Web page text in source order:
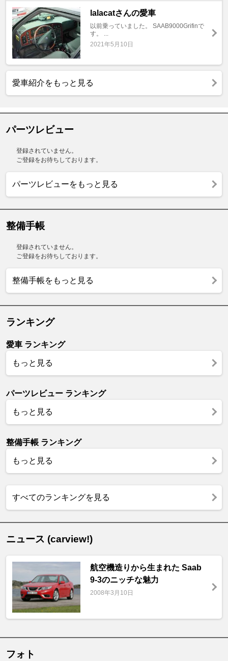
lalacatさんの愛車
以前乗っていました。 SAAB9000Grifinで
す。 ...
2021年5月10日
愛車紹介をもっと見る
パーツレビュー
登録されていません。
ご登録をお待ちしております。
パーツレビューをもっと見る
整備手帳
登録されていません。
ご登録をお待ちしております。
整備手帳をもっと見る
ランキング
愛車 ランキング
もっと見る
パーツレビュー ランキング
もっと見る
整備手帳 ランキング
もっと見る
すべてのランキングを見る
ニュース (carview!)
航空機造りから生まれた Saab
9-3のニッチな魅力
2008年3月10日
フォト